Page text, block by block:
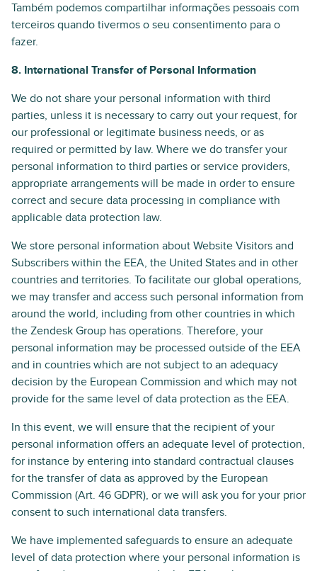
Também podemos compartilhar informações pessoais com
terceiros quando tivermos o seu consentimento para o
fazer.
8. International Transfer of Personal Information
We do not share your personal information with third
parties, unless it is necessary to carry out your request, for
our professional or legitimate business needs, or as
required or permitted by law. Where we do transfer your
personal information to third parties or service providers,
appropriate arrangements will be made in order to ensure
correct and secure data processing in compliance with
applicable data protection law.
We store personal information about Website Visitors and
Subscribers within the EEA, the United States and in other
countries and territories. To facilitate our global operations,
we may transfer and access such personal information from
around the world, including from other countries in which
the Zendesk Group has operations. Therefore, your
personal information may be processed outside of the EEA
and in countries which are not subject to an adequacy
decision by the European Commission and which may not
provide for the same level of data protection as the EEA.
In this event, we will ensure that the recipient of your
personal information offers an adequate level of protection,
for instance by entering into standard contractual clauses
for the transfer of data as approved by the European
Commission (Art. 46 GDPR), or we will ask you for your prior
consent to such international data transfers.
We have implemented safeguards to ensure an adequate
level of data protection where your personal information is